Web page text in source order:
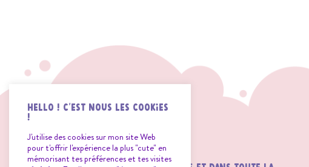
Hello ! C'est nous les Cookies
!
J'utilise des cookies sur mon site Web
pour t'offrir l'expérience la plus "cute" en
mémorisant tes préférences et tes visites